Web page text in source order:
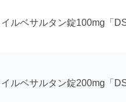
イルベサルタン錠100mg「
イルベサルタン錠200mg「